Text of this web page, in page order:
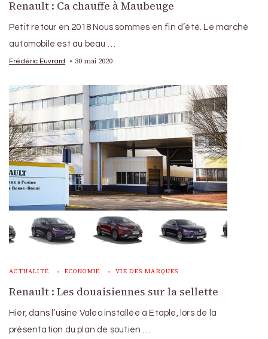
Renault : Ca chauffe à Maubeuge
Petit retour en 2018 Nous sommes en fin d’été. Le marché
automobile est au beau …
Frédéric Euvrard 30 mai 2020
ACTUALITÉ ECONOMIE VIE DES MARQUES
Renault : Les douaisiennes sur la sellette
Hier, dans l’usine Valeo installée à Etaple, lors de la
présentation du plan de soutien …